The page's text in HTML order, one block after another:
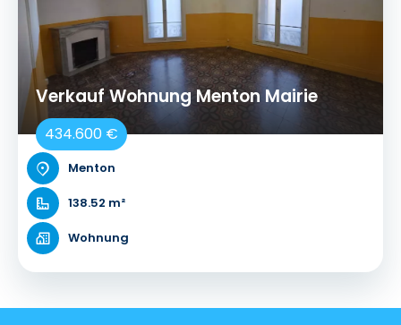
Verkauf Wohnung Menton Mairie
434.600 €
Menton
138.52 m²
Wohnung